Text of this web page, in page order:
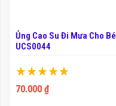
Ủng Cao Su Đi Mưa Cho
UCS0044
Xếp hạng:
100%
70.000 ₫